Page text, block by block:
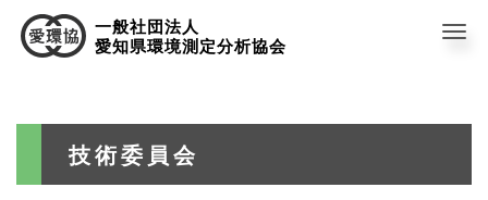
一般社団法人
愛知県環境測定分析協会
技術委員会